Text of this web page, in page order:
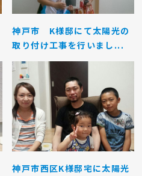
神戸市 K様邸にて太陽光の
取り付け工事を行いまし...
神戸市西区K様邸宅に太陽光